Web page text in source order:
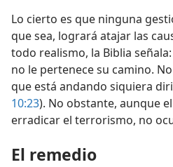
Lo cierto es que ninguna
que sea, logrará atajar las
todo realismo, la Biblia
no le pertenece su camino.
que está andando siquiera
10:23). No obstante, aunque
erradicar el terrorismo, no
El remedio